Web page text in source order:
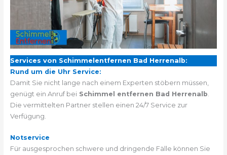
Services von Schimmelentfernen Bad Herrenalb:
Rund um die Uhr Service:
Damit Sie nicht lange nach einem Experten stöbern müssen,
genügt ein Anruf bei Schimmel entfernen Bad Herrenalb
Die vermittelten Partner stellen einen 24/7 Service zur
Verfügung.
Notservice
Für ausgesprochen schwere und dringende Fälle können Sie